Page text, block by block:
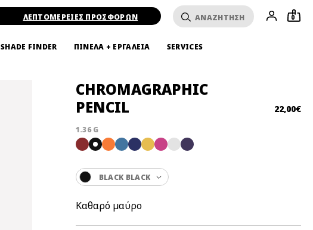
ΛΕΠΤΟΜΕΡΕΙΕΣ ΠΡΟΣΦΟΡΩΝ 0
SHADE FINDER ΠΙΝΕΛΑ + ΕΡΓΑΛΕΙΑ SERVICES
CHROMAGRAPHIC
PENCIL
22,00€
1.36 G
BLACK BLACK
Καθαρό μαύρο